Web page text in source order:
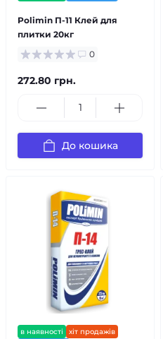
Polimin П-11 Клей для
плитки 20кг
0
272.80 грн.
До кошика
в наявності
хіт продажів